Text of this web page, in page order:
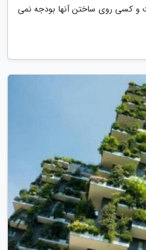
و کسی روی ساختن آنها بودجه نمی